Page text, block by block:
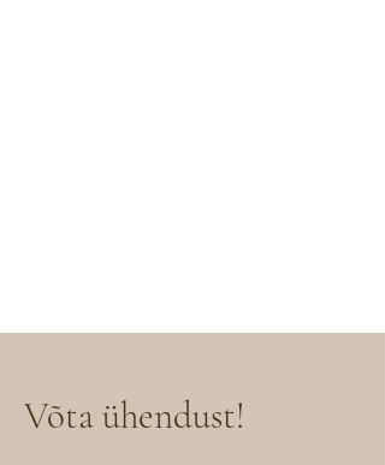
Võta ühendust!